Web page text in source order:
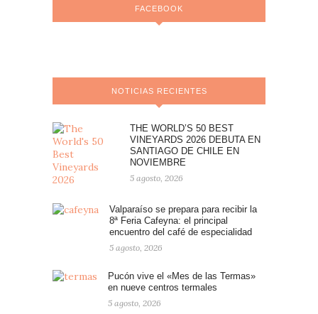
FACEBOOK
NOTICIAS RECIENTES
THE WORLD’S 50 BEST
VINEYARDS 2026 DEBUTA EN
SANTIAGO DE CHILE EN
NOVIEMBRE
5 agosto, 2026
Valparaíso se prepara para recibir la
8ª Feria Cafeyna: el principal
encuentro del café de especialidad
5 agosto, 2026
Pucón vive el «Mes de las Termas»
en nueve centros termales
5 agosto, 2026